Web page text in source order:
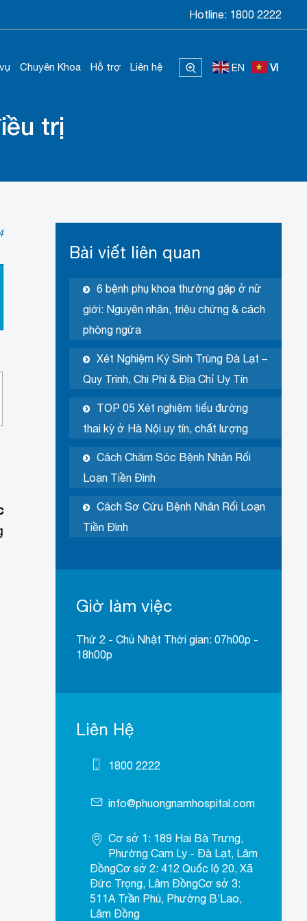
Hotline: 1800 2222
Chuyên Khoa Hỗ trợ Liên hệ EN VI
trị
Bài viết liên quan
6 bệnh phụ khoa thường gặp ở nữ
giới: Nguyên nhân, triệu chứng & cách
phòng ngừa
Xét Nghiệm Ký Sinh Trùng Đà Lạt –
Quy Trình, Chi Phí & Địa Chỉ Uy Tín
TOP 05 Xét nghiệm tiểu đường
thai kỳ ở Hà Nội uy tín, chất lượng
Cách Chăm Sóc Bệnh Nhân Rối
Loạn Tiền Đình
Cách Sơ Cứu Bệnh Nhân Rối Loạn
Tiền Đình
Giờ làm việc
Thứ 2 - Chủ Nhật Thời gian: 07h00p -
18h00p
Liên Hệ
1800 2222
info@phuongnamhospital.com
Cơ sở 1: 189 Hai Bà Trưng,
Phường Cam Ly - Đà Lạt, Lâm
ĐồngCơ sở 2: 412 Quốc lộ 20, Xã
Đức Trọng, Lâm ĐồngCơ sở 3:
511A Trần Phú, Phường B’Lao,
Lâm Đồng